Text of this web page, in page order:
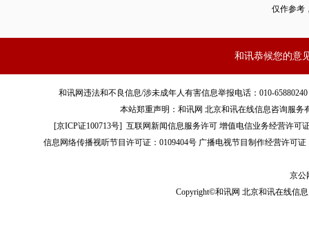
仅作参考
和讯恭候您的意
和讯网违法和不良信息/涉未成年人有害信息举报电话：010-
本站郑重声明：和讯网 北京和讯在线信息咨询服
[京ICP证100713号]互联网新闻信息服务许可 增值电信业务经营许可
信息网络传播视听节目许可证：0109404号 广播电视节目制作经营许可证
京公
Copyright©和讯网 北京和讯在线信